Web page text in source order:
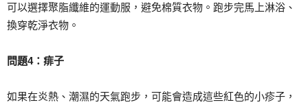
可以選擇聚脂纖維的運動服，避免棉質衣物。跑步完馬上淋浴、
換穿乾淨衣物。
問題4：痱子
如果在炎熱、潮濕的天氣跑步，可能會造成這些紅色的小疹子，